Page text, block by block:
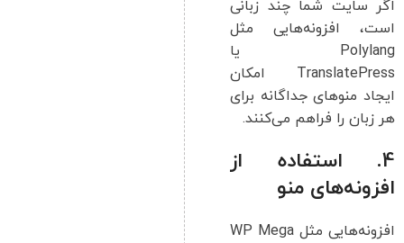
اگر سایت شما چند زبانی
است، افزونه‌هایی مثل
Polylang یا
TranslatePress امکان
ایجاد منوهای جداگانه برای
هر زبان را فراهم می‌کنند.
4. استفاده از
افزونه‌های منو
افزونه‌هایی مثل WP Mega